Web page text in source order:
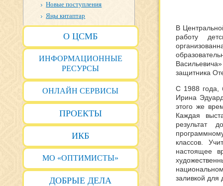
Новые поступления
Яңы китаптар
О ЦСМБ
ИНФОРМАЦИОННЫЕ
РЕСУРСЫ
ОНЛАЙН СЕРВИСЫ
ПРОЕКТЫ
ИКБ
МО «ОПТИМИСТЫ»
ДОБРЫЕ ДЕЛА
В
работу
защитника
С 1988 года,
Ирина
этого же
Каждая
результат
классов.
настоящее
заливкой для